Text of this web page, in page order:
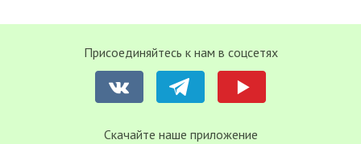
Присоединяйтесь к нам в соцсетях
Cкачайте наше приложение